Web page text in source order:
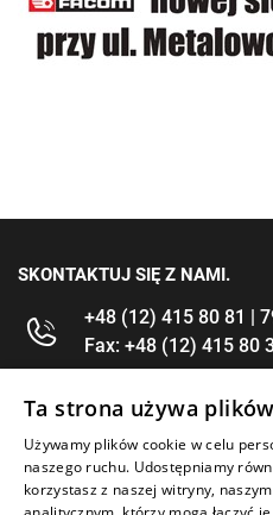
SKONTAKTUJ SIĘ Z NAMI.
+48 (12) 415 80 81 |
Fax: +48 (12) 415 80
kontakt@im-
INFORMACJE
Ta strona używa
Używamy plików cookie w celu
naszego ruchu. Udostępniamy
korzystasz z naszej witryny,